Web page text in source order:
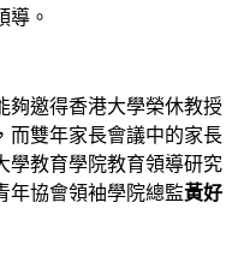
導。
夠邀得香港大學榮休教授
而雙年家長會議中的家長
學教育學院教育領導研究
年協會領袖學院總監黃好